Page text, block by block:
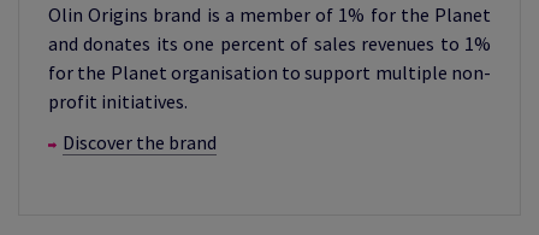
Olin Origins brand is a member of 1% for the Planet
and donates its one percent of sales revenues to 1%
for the Planet organisation to support multiple non-
profit initiatives.
Discover the brand